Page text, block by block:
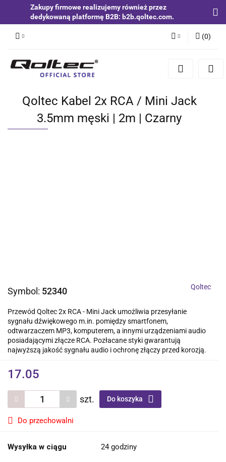
Zakupy firmowe realizujemy również przez
dedykowaną platformę B2B: b2b.qoltec.com.
Zaloguj się
Zgody cookies
(0)
Qoltec Kabel 2x RCA / Mini Jack
3.5mm męski | 2m | Czarny
Symbol: 52340 Qoltec
Przewód Qoltec 2x RCA - Mini Jack umożliwia przesyłanie
sygnału dźwiękowego m.in. pomiędzy smartfonem,
odtwarzaczem MP3, komputerem, a innymi urządzeniami audio
posiadającymi złącze RCA. Pozłacane styki gwarantują
najwyższą jakość sygnału audio i ochronę złączy przed korozją.
17.05
szt. Do koszyka
Do przechowalni
Wysyłka w ciągu 24 godziny